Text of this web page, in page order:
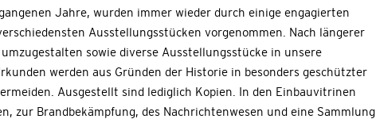
Jahre, wurden immer wieder durch einige engagierten
Ausstellungsstücken vorgenommen. Nach längerer
sowie diverse Ausstellungsstücke in unsere
werden aus Gründen der Historie in besonders geschützter
Ausgestellt sind lediglich Kopien. In den Einbauvitrinen
zur Brandbekämpfung, des Nachrichtenwesen und eine Sammlung